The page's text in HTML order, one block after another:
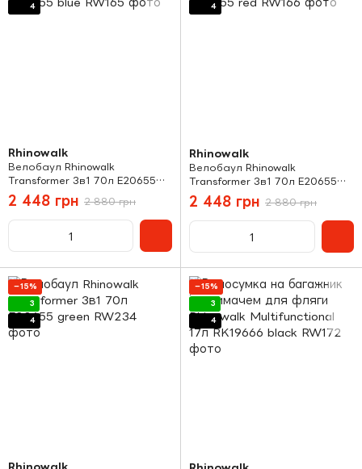
4
Rhinowalk
Велобаул Rhinowalk
Transformer 3в1 70л E20655
blue
2 448 грн 2 880 грн
4
Rhinowalk
Велобаул Rhinowalk
Transformer 3в1 70л E20655
red
2 448 грн 2 880 грн
−15%
3
4
−15%
3
4